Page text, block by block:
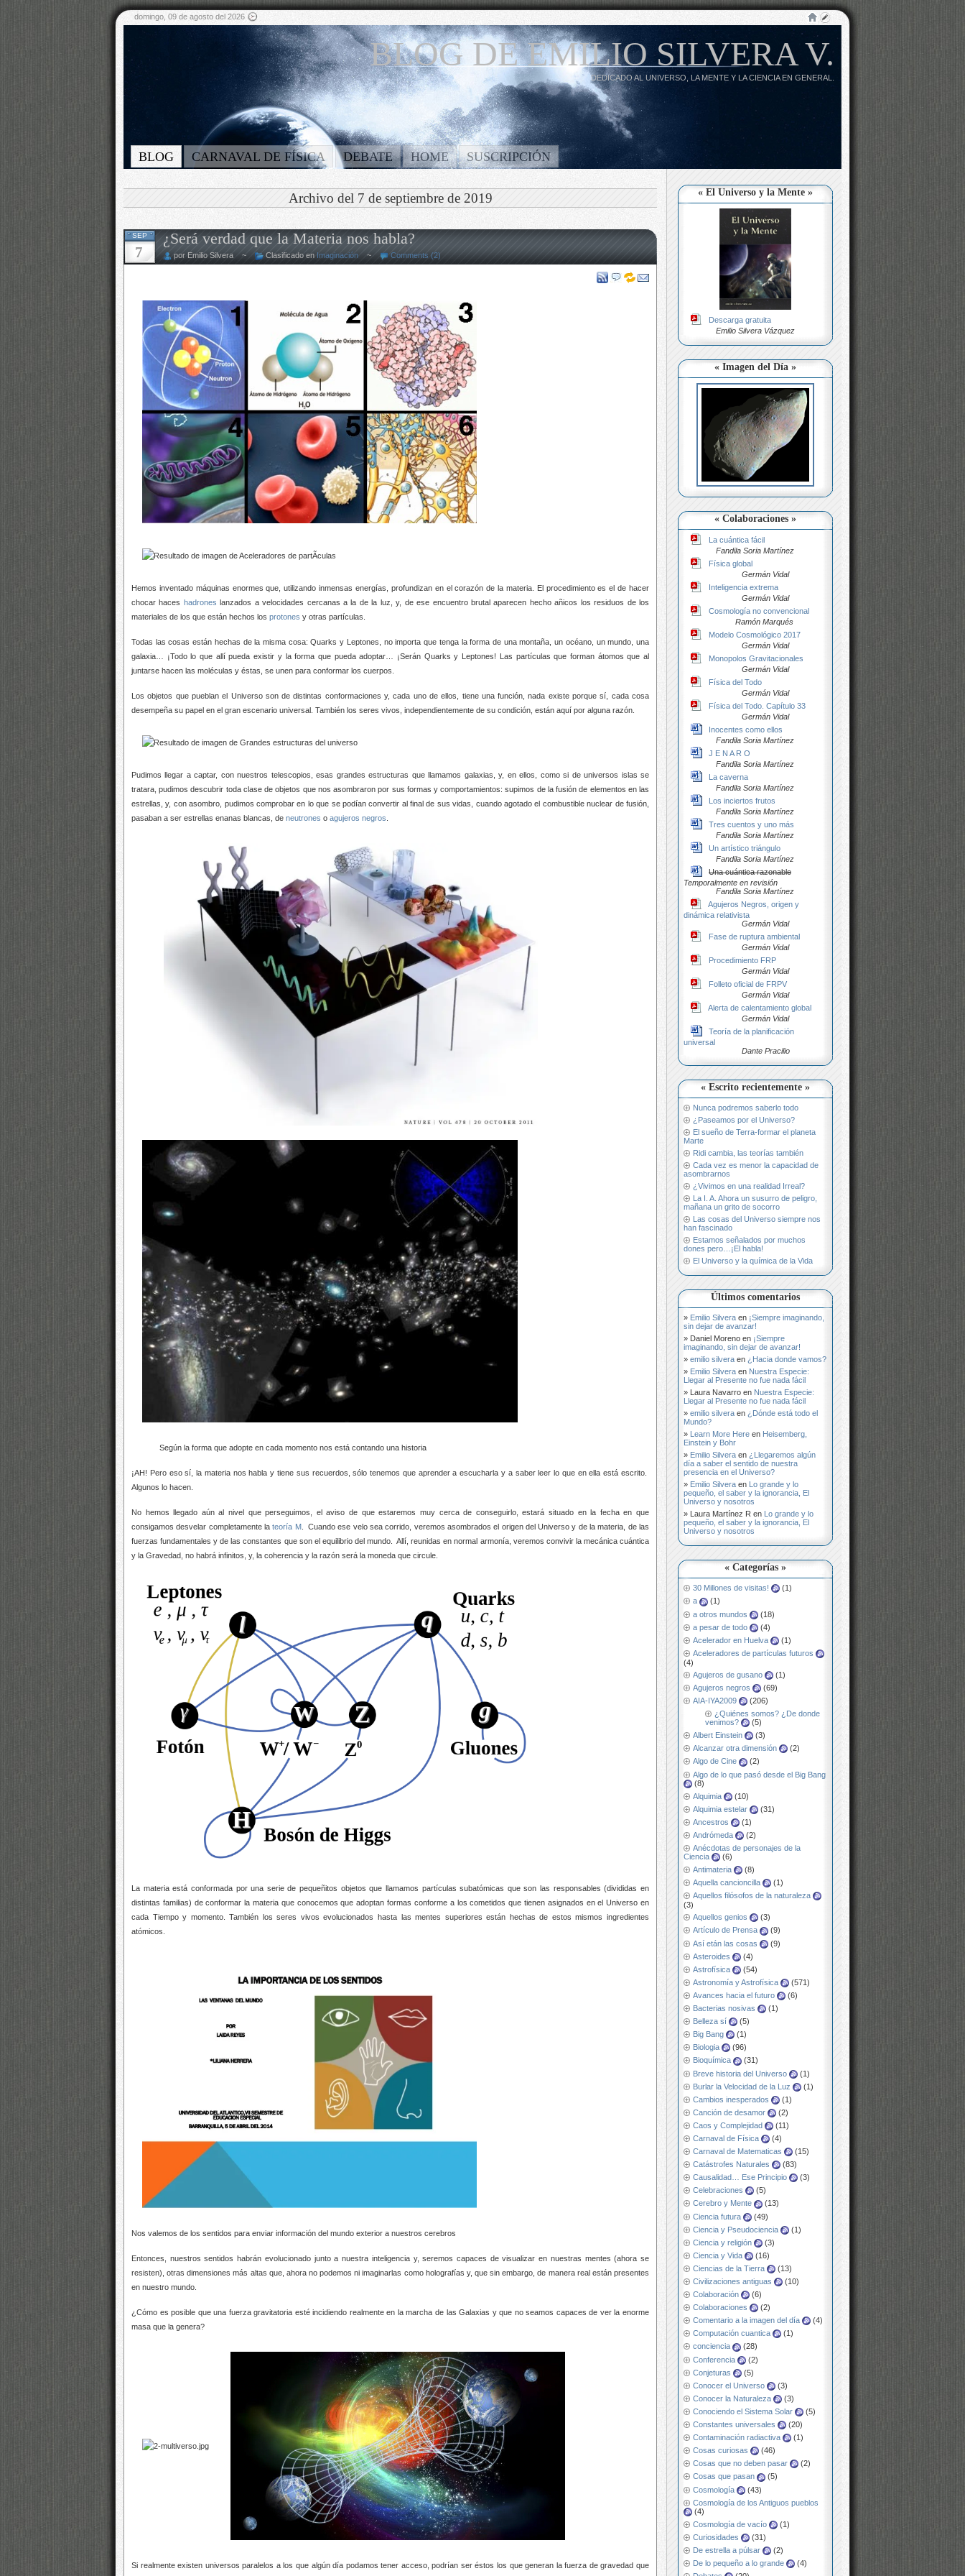
domingo, 09 de agosto del 2026
BLOG DE EMILIO SILVERA V.
DEDICADO AL UNIVERSO, LA MENTE Y LA CIENCIA EN GENERAL.
BLOG CARNAVAL DE FÍSICA DEBATE HOME SUSCRIPCIÓN
« El Universo y la Mente »
Descarga gratuita
Emilio Silvera Vázquez
« Imagen del Día »
« Colaboraciones »
La cuántica fácil
Fandila Soria Martínez
Física global
Germán Vidal
Inteligencia extrema
Germán Vidal
Cosmología no convencional
Ramón Marqués
Modelo Cosmológico 2017
Germán Vidal
Monopolos Gravitacionales
Germán Vidal
Física del Todo
Germán Vidal
Física del Todo. Capítulo 33
Germán Vidal
Inocentes como ellos
Fandila Soria Martínez
J E N A R O
Fandila Soria Martínez
La caverna
Fandila Soria Martínez
Los inciertos frutos
Fandila Soria Martínez
Tres cuentos y uno más
Fandila Soria Martínez
Un artístico triángulo
Fandila Soria Martínez
Una cuántica razonable
Temporalmente en revisión
Fandila Soria Martínez
Agujeros Negros, origen y
dinámica relativista
Germán Vidal
Fase de ruptura ambiental
Germán Vidal
Procedimiento FRP
Germán Vidal
Folleto oficial de FRPV
Germán Vidal
Alerta de calentamiento global
Germán Vidal
Teoría de la planificación
universal
Dante Pracilio
« Escrito recientemente »
Nunca podremos saberlo todo
¿Paseamos por el Universo?
El sueño de Terra-formar el planeta
Marte
Ridi cambia, las teorías también
Cada vez es menor la capacidad de
asombrarnos
¿Vivimos en una realidad Irreal?
La I. A. Ahora un susurro de peligro,
mañana un grito de socorro
Las cosas del Universo siempre nos
han fascinado
Estamos señalados por muchos
dones pero…¡El habla!
El Universo y la química de la Vida
Últimos comentarios
Emilio Silvera en ¡Siempre imaginando,
sin dejar de avanzar!
Daniel Moreno en ¡Siempre
imaginando, sin dejar de avanzar!
emilio silvera en ¿Hacia donde vamos?
Emilio Silvera en Nuestra Especie:
Llegar al Presente no fue nada fácil
Laura Navarro en Nuestra Especie:
Llegar al Presente no fue nada fácil
emilio silvera en ¿Dónde está todo el
Mundo?
Learn More Here en Heisemberg,
Einstein y Bohr
Emilio Silvera en ¿Llegaremos algún
día a saber el sentido de nuestra
presencia en el Universo?
Emilio Silvera en
Lo grande y lo
pequeño, el saber y la ignorancia, El
Universo y nosotros
Laura Martínez R en
Lo grande y lo
pequeño, el saber y la ignorancia, El
Universo y nosotros
« Categorías »
30 Millones de visitas!
(1)
a
(1)
a otros mundos
(18)
a pesar de todo
(4)
Acelerador en Huelva
(1)
Aceleradores de partículas futuros
(4)
Agujeros de gusano
(1)
Agujeros negros
(69)
AIA-IYA2009
(206)
¿Quiénes somos? ¿De donde
venimos?
(5)
Albert Einstein
(3)
Alcanzar otra dimensión
(2)
Algo de Cine
(2)
Algo de lo que pasó desde el Big Bang
(8)
Alquimia
(10)
Alquimia estelar
(31)
Ancestros
(1)
Andrómeda
(2)
Anécdotas de personajes de la
Ciencia
(6)
Antimateria
(8)
Aquella cancioncilla
(1)
Aquellos filósofos de la naturaleza
(3)
Aquellos genios
(3)
Artículo de Prensa
(9)
Así etán las cosas
(9)
Asteroides
(4)
Astrofísica
(54)
Astronomía y Astrofísica
(571)
Avances hacia el futuro
(6)
Bacterias nosivas
(1)
Belleza sí
(5)
Big Bang
(1)
Biologia
(96)
Bioquímica
(31)
Breve historia del Universo
(1)
Burlar la Velocidad de la Luz
(1)
Cambios inesperados
(1)
Canción de desamor
(2)
Caos y Complejidad
(11)
Carnaval de Física
(4)
Carnaval de Matematicas
(15)
Catástrofes Naturales
(83)
Causalidad… Ese Principio
(3)
Celebraciones
(5)
Cerebro y Mente
(13)
Ciencia futura
(49)
Ciencia y Pseudociencia
(1)
Ciencia y religión
(3)
Ciencia y Vida
(16)
Ciencias de la Tierra
(13)
Civilizaciones antiguas
(10)
Colaboración
(6)
Colaboraciones
(2)
Comentario a la imagen del día
(4)
Computación cuantica
(1)
conciencia
(28)
Conferencia
(2)
Conjeturas
(5)
Conocer el Universo
(3)
Conocer la Naturaleza
(3)
Conociendo el Sistema Solar
(5)
Constantes universales
(20)
Contaminación radiactiva
(1)
Cosas curiosas
(46)
Cosas que no deben pasar
(2)
Cosas que pasan
(5)
Cosmología
(43)
Cosmología de los Antiguos pueblos
(4)
Cosmología de vacío
(1)
Curiosidades
(31)
De estrella a púlsar
(2)
De lo pequeño a lo grande
(4)
Archivo del 7 de septiembre de 2019
SEP
7
¿Será verdad que la Materia nos habla?
por Emilio Silvera ~ Clasificado en Imaginación ~ Comments (2)
Hemos inventado máquinas enormes que, utilizando inmensas energías, profundizan en el corazón de la materia. El procedimiento es el de hacer
chocar haces hadrones lanzados a velocidades cercanas a la de la luz, y, de ese encuentro brutal aparecen hecho añicos los residuos de los
materiales de los que están hechos los protones y otras partículas.
Todas las cosas están hechas de la misma cosa: Quarks y Leptones, no importa que tenga la forma de una montaña, un océano, un mundo, una
galaxia… ¡Todo lo que allí pueda existir y la forma que pueda adoptar… ¡Serán Quarks y Leptones! Las partículas que forman átomos que al
juntarse hacen las moléculas y éstas, se unen para conformar los cuerpos.
Los objetos que pueblan el Universo son de distintas conformaciones y, cada uno de ellos, tiene una función, nada existe porque sí, cada cosa
desempeña su papel en el gran escenario universal. También los seres vivos, independientemente de su condición, están aquí por alguna razón.
Pudimos llegar a captar, con nuestros telescopios, esas grandes estructuras que llamamos galaxias, y, en ellos, como si de universos islas se
tratara, pudimos descubrir toda clase de objetos que nos asombraron por sus formas y comportamientos: supimos de la fusión de elementos en las
estrellas, y, con asombro, pudimos comprobar en lo que se podían convertir al final de sus vidas, cuando agotado el combustible nuclear de fusión,
pasaban a ser estrellas enanas blancas, de neutrones o agujeros negros
Según la forma que adopte en cada momento nos está contando una historia
¡AH! Pero eso sí, la materia nos habla y tiene sus recuerdos, sólo tenemos que aprender a escucharla y a saber leer lo que en ella está escrito.
Algunos lo hacen.
No hemos llegado aún al nivel que perseguimos, el aviso de que estaremos muy cerca de conseguirlo, estará situado en la fecha en que
consigamos desvelar completamente lateoría M. Cuando ese velo sea corrido, veremos asombrados el origen del Universo y de la materia, de las
fuerzas fundamentales y de las constantes que son el equilibrio del mundo. Allí, reunidas en normal armonía, veremos convivir la mecánica cuántica
y la Gravedad, no habrá infinitos, y, la coherencia y la razón será la moneda que circule.
La materia está conformada por una serie de pequeñitos objetos que llamamos partículas subatómicas que son las responsables (divididas en
distintas familias) de conformar la materia que conocemos que adoptan formas conforme a los cometidos que tienen asignados en el Universo en
cada Tiempo y momento. También los seres vivos evolucionados hasta las mentes superiores están hechas de estos mismos ingredientes
atómicos.
Nos valemos de los sentidos para enviar información del mundo exterior a nuestros cerebros
Entonces, nuestros sentidos habrán evolucionado junto a nuestra inteligencia y, seremos capaces de visualizar en nuestras mentes (ahora se
resisten), otras dimensiones más altas que, ahora no podemos ni imaginarlas como holografías y, que sin embargo, de manera real están presentes
en nuestro mundo.
¿Cómo es posible que una fuerza gravitatoria esté incidiendo realmente en la marcha de las Galaxias y que no seamos capaces de ver la enorme
masa que la genera?
Si realmente existen universos paralelos a los que algún día podamos tener acceso, podrían ser éstos los que generan la fuerza de gravedad que